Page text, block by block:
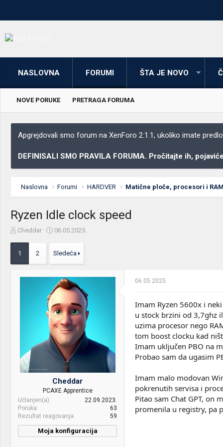
NASLOVNA FORUMI ŠTA JE NOVO
NOVE PORUKE PRETRAGA FORUMA
Apgrejdovali smo forum na XenForo 2.1.1, ukoliko imate
DEFINISALI SMO PRAVILA FORUMA. Pročitajte ih,
Naslovna Forumi HARDVER Matične ploče, procesori i
Ryzen Idle clock speed
Z
e
t
Cheddar
D
u
m
o
k
e
a
n
j
a
06.05.2025.
1 2 Sledeća
Cheddar
PCAXE Apprentice
Učlanjen(a)
22.09.2023.
Poruka
63
Rezultat reagovanja
59
Moja konfiguracija
06.05.2025.
Imam Ryzen 5600x i
u stock brzini od 3,7ghz
uzima procesor nego
tom boost clocku kad
Imam uključen PBO na
Probao sam da ugasim
Imam malo modovan
pokrenutih servisa i
Pitao sam Chat GPT, on
promenila u registry, pa